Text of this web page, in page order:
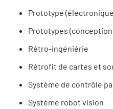
Prototype
Prototypes
Rétro-ingéniérie
Rétrofit de cartes et
Système de contrôle
Système robot vision